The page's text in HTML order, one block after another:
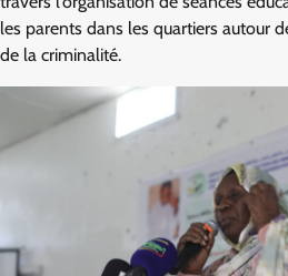
les parents dans les quartiers autour
de la criminalité.